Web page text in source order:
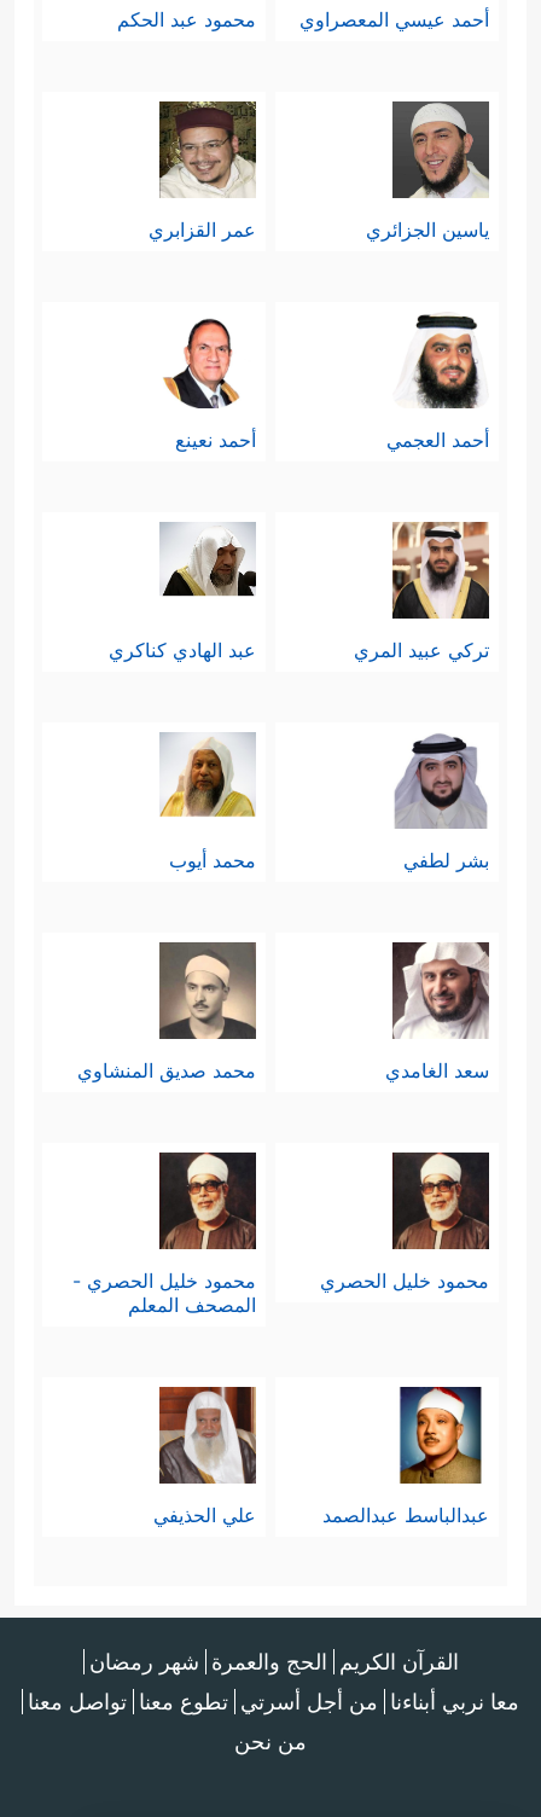
أحمد عيسي المعصراوي محمود عبد الحكم
ياسين الجزائري عمر القزابري
أحمد العجمي أحمد نعينع
تركي عبيد المري عبد الهادي كناكري
بشر لطفي محمد أيوب
سعد الغامدي محمد صديق المنشاوي
محمود خليل الحصري
محمود خليل الحصري -
المصحف المعلم
عبدالباسط عبدالصمد علي الحذيفي
القرآن الكريم الحج والعمرة شهر رمضان
معا نربي أبناءنا من أجل أسرتي تطوع معنا تواصل معنا
من نحن